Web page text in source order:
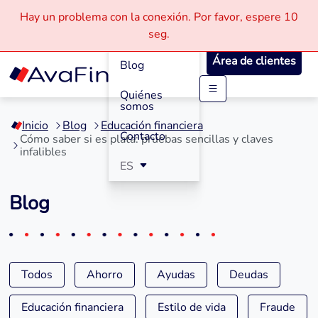
Saltar
contenido
Hay un problema con la conexión. Por favor, espere 10
seg.
Cómo
Funciona
Blog
Quiénes
somos
Contacto
ES
Área de clientes
Inicio Blog
Educación financiera
Cómo saber si es plata: pruebas sencillas y claves
infalibles
Blog
Todos Ahorro Ayudas Deudas
Educación financiera Estilo de vida Fraude